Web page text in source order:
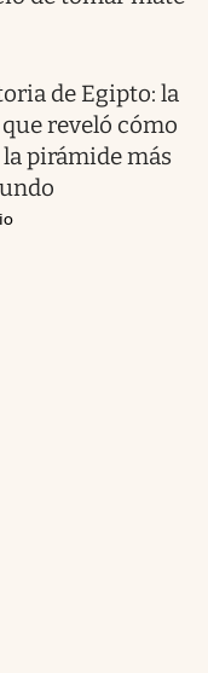
de Egipto: la
reveló cómo
pirámide más